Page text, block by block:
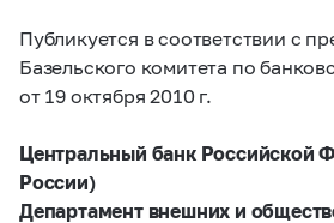
Публикуется в соответствии с
Базельского комитета по
от 19 октября 2010 г.
Центральный банк Российской
России)
Департамент внешних и